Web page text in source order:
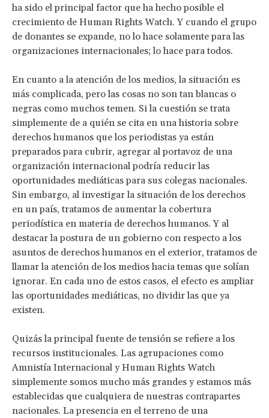
ha sido el principal factor que ha hecho posible el
crecimiento de Human Rights Watch. Y cuando el grupo
de donantes se expande, no lo hace solamente para las
organizaciones internacionales; lo hace para todos.
En cuanto a la atención de los medios, la situación es
más complicada, pero las cosas no son tan blancas o
negras como muchos temen. Si la cuestión se trata
simplemente de a quién se cita en una historia sobre
derechos humanos que los periodistas ya están
preparados para cubrir, agregar al portavoz de una
organización internacional podría reducir las
oportunidades mediáticas para sus colegas nacionales.
Sin embargo, al investigar la situación de los derechos
en un país, tratamos de aumentar la cobertura
periodística en materia de derechos humanos. Y al
destacar la postura de un gobierno con respecto a los
asuntos de derechos humanos en el exterior, tratamos de
llamar la atención de los medios hacia temas que solían
ignorar. En cada uno de estos casos, el efecto es ampliar
las oportunidades mediáticas, no dividir las que ya
existen.
Quizás la principal fuente de tensión se refiere a los
recursos institucionales. Las agrupaciones como
Amnistía Internacional y Human Rights Watch
simplemente somos mucho más grandes y estamos más
establecidas que cualquiera de nuestras contrapartes
nacionales. La presencia en el terreno de una